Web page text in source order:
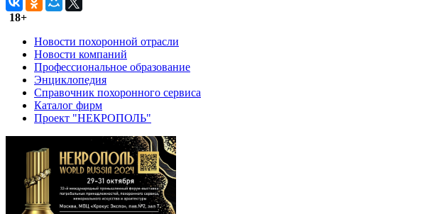
18+
Новости похоронной отрасли
Новости компаний
Профессиональное образование
Энциклопедия
Справочник похоронного сервиса
Каталог фирм
Проект "НЕКРОПОЛЬ"